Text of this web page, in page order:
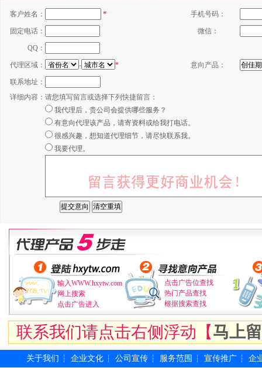
客户姓名： * 手机号码：
固定电话： 微信：
QQ：
代理区域： - * 意向产品：
联系地址：
详细内容： 请您填写留言或选择下列快捷留言：
我代理后，贵公司会提供哪些服务？
有意向代理该产品，请寄资料或给我打电话。
很感兴趣，想知道代理细节，请尽快联系我。
我要代理。
输入WWW.hxytw.com
网上搜索
点击广告进入
点击广告位查找
热门产品查找
根据搜索查找
联系我们请点击右侧浮动【马上
关于我们 ┆ 企业文化 ┆ 公司宣传 ┆ 服务范围 ┆ 宣传推广 ┆ 企